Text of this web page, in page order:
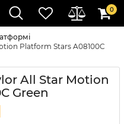
0
Platform Stars A08100C
All Star Motion
Green